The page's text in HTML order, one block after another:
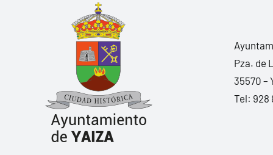
Pza. de
35570 –
Tel: 928